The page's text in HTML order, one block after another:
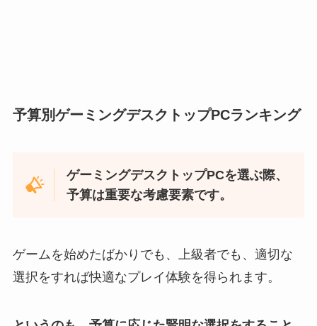
予算別ゲーミングデスクトップPCランキング
ゲーミングデスクトップPCを選ぶ際、
予算は重要な考慮要素です。
ゲームを始めたばかりでも、上級者でも、適切な
選択をすれば快適なプレイ体験を得られます。